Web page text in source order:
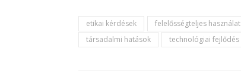
etikai kérdések felelősségteljes használat
társadalmi hatások
technológiai fejlődés